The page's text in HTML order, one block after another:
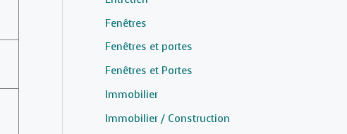
Fenêtres
Fenêtres et portes
Fenêtres et Portes
Immobilier
Immobilier / Construction